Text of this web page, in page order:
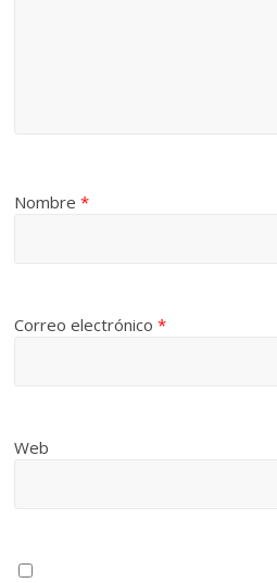
Nombre*
Correo electrónico*
Web